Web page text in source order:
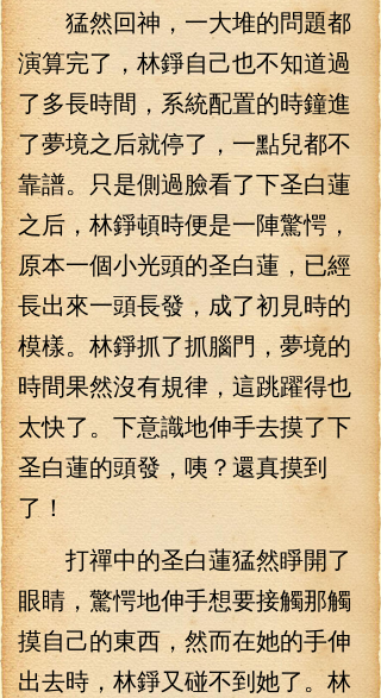
猛然回神，一大堆的問題都
演算完了，林錚自己也不知道過
了多長時間，系統配置的時鐘進
了夢境之后就停了，一點兒都不
靠譜。只是側過臉看了下圣白蓮
之后，林錚頓時便是一陣驚愕，
原本一個小光頭的圣白蓮，已經
長出來一頭長發，成了初見時的
模樣。林錚抓了抓腦門，夢境的
時間果然沒有規律，這跳躍得也
太快了。下意識地伸手去摸了下
圣白蓮的頭發，咦？還真摸到
了！
打禪中的圣白蓮猛然睜開了
眼睛，驚愕地伸手想要接觸那觸
摸自己的東西，然而在她的手伸
出去時，林錚又碰不到她了。林